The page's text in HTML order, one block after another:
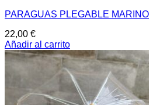
PARAGUAS PLEGABLE MARINO
22,00 €
Añadir al carrito